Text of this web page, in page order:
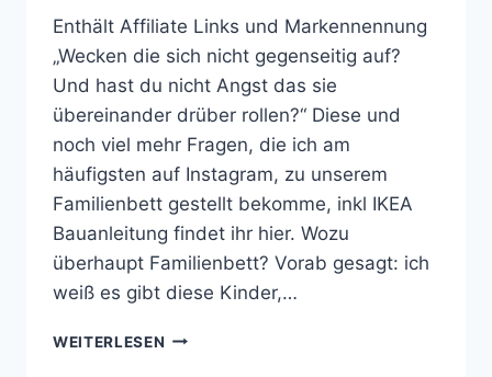
Enthält Affiliate Links und Markennennung
„Wecken die sich nicht gegenseitig auf?
Und hast du nicht Angst das sie
übereinander drüber rollen?“ Diese und
noch viel mehr Fragen, die ich am
häufigsten auf Instagram, zu unserem
Familienbett gestellt bekomme, inkl IKEA
Bauanleitung findet ihr hier. Wozu
überhaupt Familienbett? Vorab gesagt: ich
weiß es gibt diese Kinder,…
WEITERLESEN EIN